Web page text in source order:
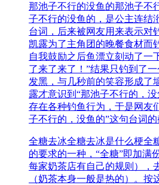
那池子不行的没鱼的那池子不
子不行的没鱼的，是公主连结
台词，后来被网友用来表示对
凯露为了主角团的晚餐食材而
自我鼓励之后鱼漂立刻动了一
了来了来了！”结果只钓到了
发黑，与几秒前的笑容形成了
露才意识到“那池子不行的，
存在各种钓鱼行为，于是网友
子不行的，没鱼的”这句台词的
全糖去冰全糖去冰是什么梗全
的要求的一种，“全糖”即加满
每家奶茶店有自己的规则），
（奶茶本身一般是热的）。按